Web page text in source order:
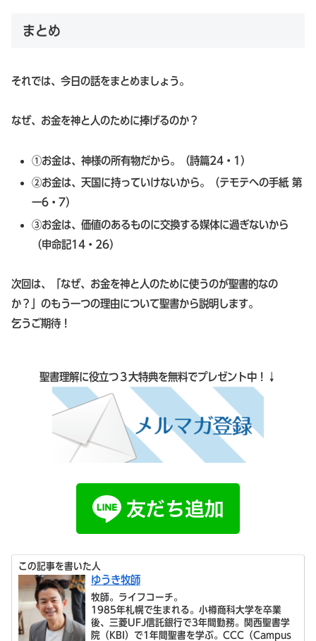
まとめ
それでは、今日の話をまとめましょう。
なぜ、お金を神と人のために捧げるのか？
①お金は、神様の所有物だから。（詩篇24・1）
②お金は、天国に持っていけないから。（テモテへの手紙 第
一6・7）
③お金は、価値のあるものに交換する媒体に過ぎないから
（申命記14・26）
次回は、「なぜ、お金を神と人のために使うのが聖書的なの
か？」のもう一つの理由について聖書から説明します。
乞うご期待！
聖書理解に役立つ３大特典を無料でプレゼント中！↓
この記事を書いた人
ゆうき牧師
牧師。ライフコーチ。
1985年札幌で生まれる。小樽商科大学を卒業
後、三菱UFJ信託銀行で3年間勤務。関西聖書学
院（KBI）で1年間聖書を学ぶ。CCC（Campus